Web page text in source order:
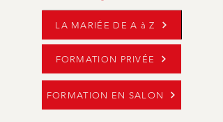
LA MARIÉE DE A à Z
FORMATION PRIVÉE
FORMATION EN SALON